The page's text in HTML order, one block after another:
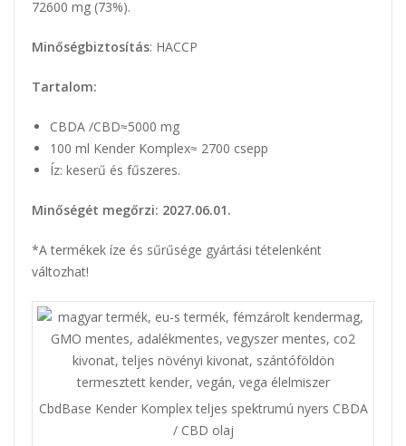
72600 mg (73%).
Minőségbiztosítás: HACCP
Tartalom:
CBDA /CBD≈5000 mg
100 ml Kender Komplex≈ 2700 csepp
Íz: keserű és fűszeres.
Minőségét megőrzi: 2027.06.01.
*A termékek íze és sűrűsége gyártási tételenként
változhat!
CbdBase Kender Komplex teljes spektrumú nyers CBDA
/ CBD olaj